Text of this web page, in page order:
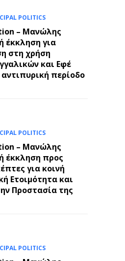
POLITICS
– Μανώλης
έκκληση για
στη χρήση
και Εφέ
περίοδο
POLITICS
– Μανώλης
έκκληση προς
για κοινή
Ετοιμότητα και
Προστασία της
POLITICS